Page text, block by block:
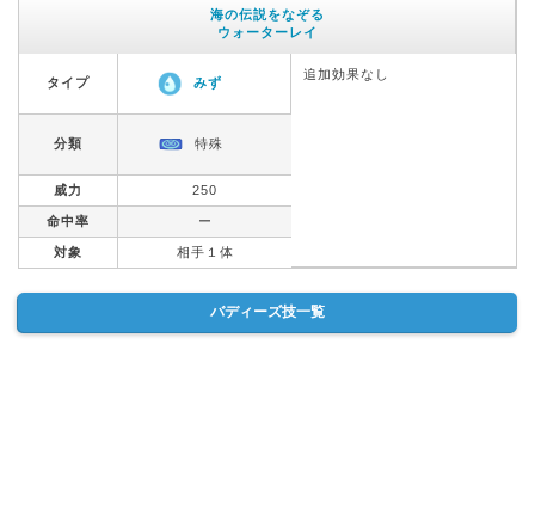
海の伝説をなぞる
ウォーターレイ
タイプ みず
追加効果なし
分類 特殊
威力 250
命中率 ー
対象 相手１体
バディーズ技一覧